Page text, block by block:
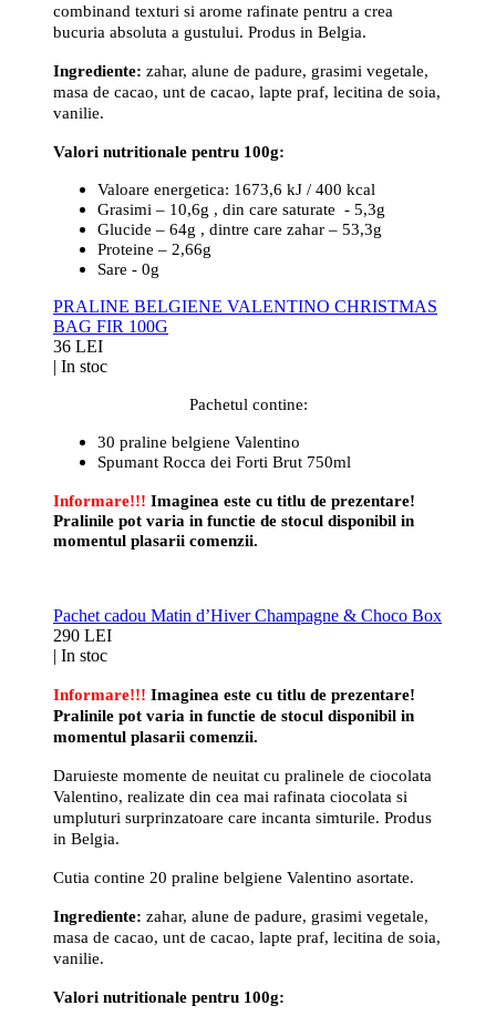
combinand texturi si arome rafinate pentru a crea
bucuria absoluta a gustului. Produs in Belgia.
Ingrediente: zahar, alune de padure, grasimi vegetale,
masa de cacao, unt de cacao, lapte praf, lecitina de soia,
vanilie.
Valori nutritionale pentru 100g:
Valoare energetica: 1673,6 kJ / 400 kcal
Grasimi – 10,6g , din care saturate - 5,3g
Glucide – 64g , dintre care zahar – 53,3g
Proteine – 2,66g
Sare - 0g
PRALINE BELGIENE VALENTINO CHRISTMAS
BAG FIR 100G
36 LEI
| In stoc
Pachetul contine:
30 praline belgiene Valentino
Spumant Rocca dei Forti Brut 750ml
Informare!!! Imaginea este cu titlu de prezentare!
Pralinile pot varia in functie de stocul disponibil in
momentul plasarii comenzii.
Pachet cadou Matin d’Hiver Champagne & Choco Box
290 LEI
| In stoc
Informare!!! Imaginea este cu titlu de prezentare!
Pralinile pot varia in functie de stocul disponibil in
momentul plasarii comenzii.
Daruieste momente de neuitat cu pralinele de ciocolata
Valentino, realizate din cea mai rafinata ciocolata si
umpluturi surprinzatoare care incanta simturile. Produs
in Belgia.
Cutia contine 20 praline belgiene Valentino asortate.
Ingrediente: zahar, alune de padure, grasimi vegetale,
masa de cacao, unt de cacao, lapte praf, lecitina de soia,
vanilie.
Valori nutritionale pentru 100g: